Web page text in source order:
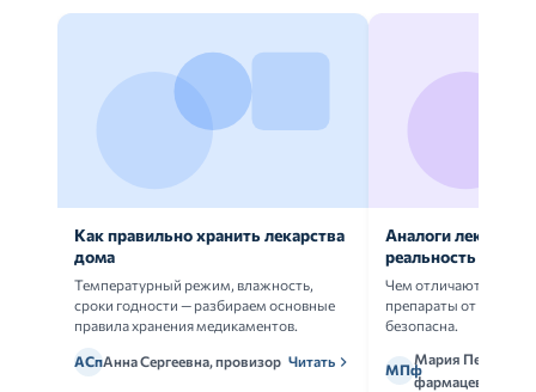
Как правильно хранить лекарства
дома
Температурный режим, влажность,
сроки годности — разбираем основные
правила хранения медикаментов.
АСпАнна Сергеевна, провизор Читать
Аналоги
реальность
Чем отличаются
препараты от
безопасна.
МПф
Мария Петрова,
фармацевт